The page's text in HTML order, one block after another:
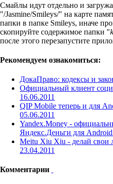
Смайлы идут отдельно и
"/Jasmine/Smileys/" на карте
папки в папке Smileys, иначе
скопируйте содержимое папки "
после этого перезапустите
Рекомендуем ознакомиться:
ДокаПраво: кодексы и
Официальный клиент
16.06.2011
QIP Mobile теперь и для
05.06.2011
Yandex.Money -
Яндекс.Деньги для
Meitu Xiu Xiu - делай свои
23.04.2011
Комментарии